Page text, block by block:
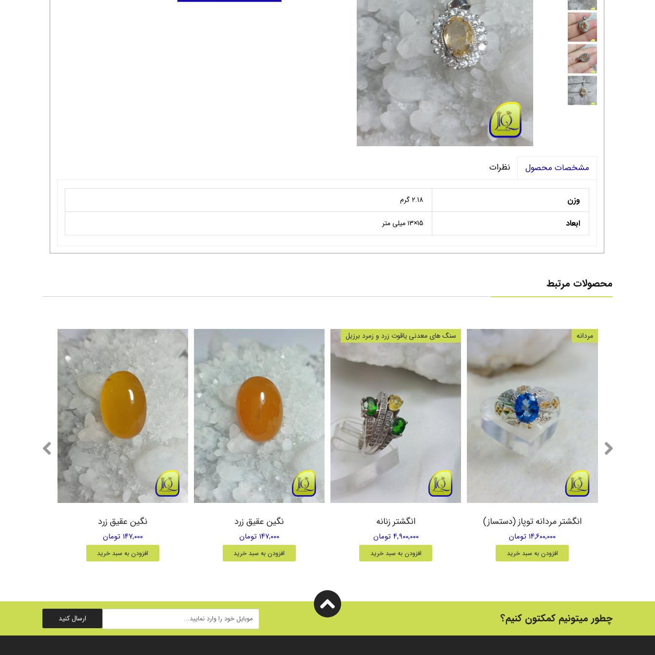
مشخصات محصول نظرات
وزن ۲.18 گرم
ابعاد 15×۱3 میلی متر
محصولات مرتبط
نگین عقیق زرد
۱۴۷,۰۰۰ تومان
افزودن به سبد خرید
نگین عقیق زرد
۱۴۷,۰۰۰ تومان
افزودن به سبد خرید
انگشتر زنانه
۴,۹۰۰,۰۰۰ تومان
افزودن به سبد خرید
سنگ های معدنی یاقوت زرد و زمرد برزیل
انگشتر مردانه توپاز (دستساز)
۱۴,۶۰۰,۰۰۰ تومان
افزودن به سبد خرید
مردانه
چطور میتونیم کمکتون کنیم؟ ارسال کنید